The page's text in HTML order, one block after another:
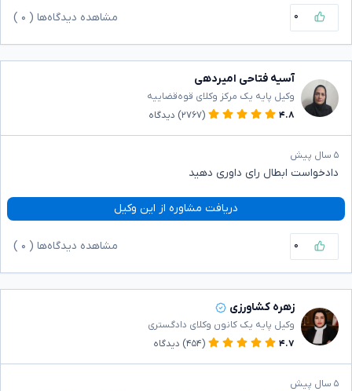
۰ مشاهده دیدگاه‌ها ( ۰
آسیه فتاحی امیردهی
وکیل پایه یک مرکز وکلای قوه‌قضاییه
۴.۸
(۲۷۶۷) دیدگاه
۵ سال پیش
دادخواست ابطال رای داوری دهید
دریافت مشاوره از این وکیل
۰ مشاهده دیدگاه‌ها ( ۰
زهره کشاورزی
وکیل پایه یک کانون وکلای دادگستری
۴.۷
(۴۵۴) دیدگاه
۵ سال پیش